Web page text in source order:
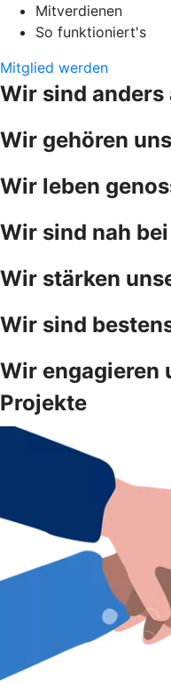
Mitverdienen
So funktioniert's
Mitglied werden
Wir sind anders
Wir gehören
Wir leben
Wir sind nah
Wir stärken
Wir sind
Wir engagieren
Projekte